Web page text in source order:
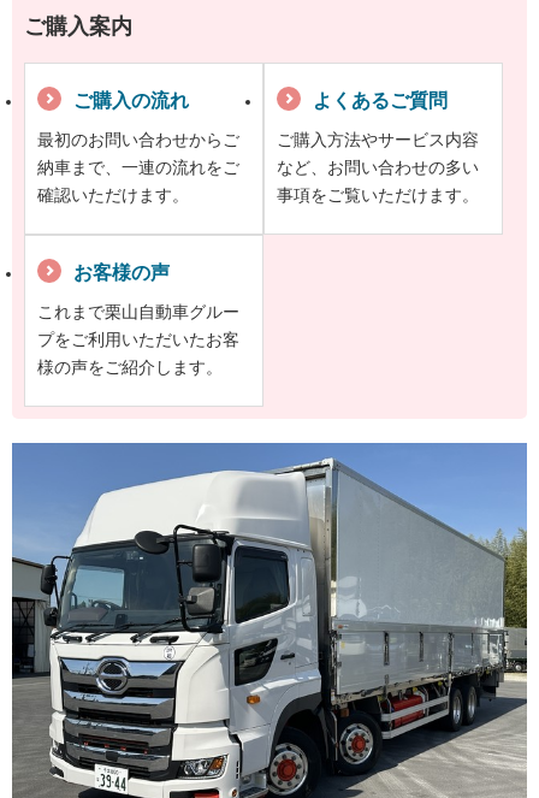
ご購入案内
ご購入の流れ
最初のお問い合わせからご
納車まで、一連の流れをご
確認いただけます。
よくあるご質問
ご購入方法やサービス内容
など、お問い合わせの多い
事項をご覧いただけます。
お客様の声
これまで栗山自動車グルー
プをご利用いただいたお客
様の声をご紹介します。